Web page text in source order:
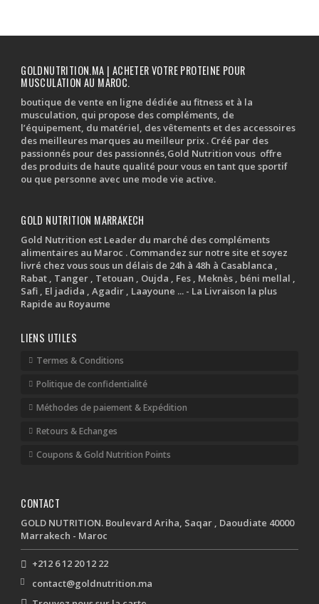
GOLDNUTRITION.MA | ACHETER VOTRE PROTEINE POUR
MUSCULATION AU MAROC.
boutique de vente en ligne dédiée au fitness et à la
musculation, qui propose des compléments, de
l’équipement, du matériel, des vêtements et des accessoires
des meilleures marques au meilleur prix . Créé par des
passionnés pour des passionnés,Gold Nutrition vous offre
des produits de haute qualité pour vous en tant que sportif
ou que personne avec une mode vie active.
GOLD NUTRITION MARRAKECH
Gold Nutrition est Leader du marché des compléments
alimentaires au Maroc . Commandez sur notre site et soyez
livré chez vous sous un délais de 24h à 48h à Casablanca ,
Rabat , Tanger , Tetouan , Oujda , Fes , Meknès , béni mellal ,
Safi , El jadida , Agadir , Laayoune ... - La Livraison la plus
Rapide au Royaume
LIENS UTILES
Termes & Conditions
Politique de confidentialité
Méthodes de paiement & Expédition
Retours & Echanges
Coupons & Gold Nutrition Points
CONTACT
GOLD NUTRITION. Boulevard Ariha, Saqar , Daoudiate 40000
Marrakech - Maroc
+212 6 12 20 12 22
contact@goldnutrition.ma